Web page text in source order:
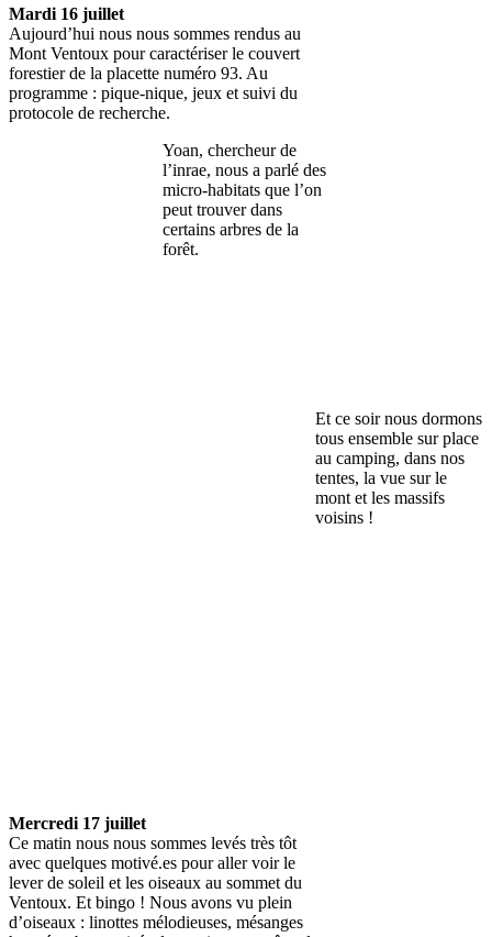
Mardi 16 juillet
Aujourd’hui nous nous sommes rendus au
Mont Ventoux pour caractériser le couvert
forestier de la placette numéro 93. Au
programme : pique-nique, jeux et suivi du
protocole de recherche.
Yoan, chercheur de
l’inrae, nous a parlé des
micro-habitats que l’on
peut trouver dans
certains arbres de la
forêt.
Et ce soir nous dormons
tous ensemble sur place
au camping, dans nos
tentes, la vue sur le
mont et les massifs
voisins !
Mercredi 17 juillet
Ce matin nous nous sommes levés très tôt
avec quelques motivé.es pour aller voir le
lever de soleil et les oiseaux au sommet du
Ventoux. Et bingo ! Nous avons vu plein
d’oiseaux : linottes mélodieuses, mésanges